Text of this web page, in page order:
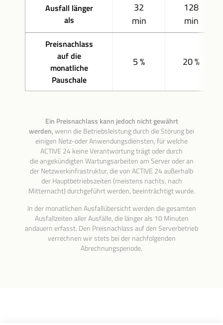
Ausfall länger
als
32
min
128
min
Preisnachlass
auf die
monatliche
Pauschale
5 % 20 %
Ein Preisnachlass kann jedoch nicht gewährt
werden,wenn die Betriebsleistung durch die Störung bei
einigen Netz-oder Anwendungsdiensten, für welche
ACTIVE 24 keine Verantwortung trägt oder durch
die angekündigten Wartungsarbeiten am Server oder an
der Netzwerkinfrastruktur, die von ACTIVE 24 außerhalb
der Hauptbetriebszeiten (meistens nachts, nach
Mitternacht) durchgeführt werden, beeinträchtigt wurde.
In der monatlichen Ausfallübersicht werden die gesamten
Ausfallzeiten aller Ausfälle, die länger als 10 Minuten
andauern erfasst. Den Preisnachlass auf den Serverbetrieb
verrechnen wir stets bei der nachfolgenden
Abrechnungsperiode.